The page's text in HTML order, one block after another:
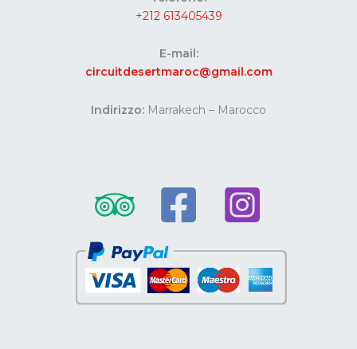
+212 613405439
E-mail:
circuitdesertmaroc@gmail.com
Indirizzo: Marrakech – Marocco